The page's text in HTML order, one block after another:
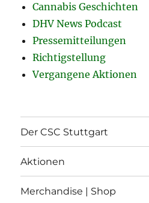
Cannabis Geschichten
DHV News Podcast
Pressemitteilungen
Richtigstellung
Vergangene Aktionen
Der CSC Stuttgart
Aktionen
Merchandise | Shop